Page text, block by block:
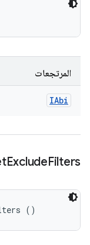
المرتجعات
IAbi
ExcludeFilters
()